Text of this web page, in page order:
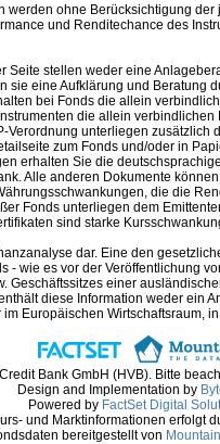
ohne Berücksichtigung
und Renditechance des
Seite stellen weder eine
eine Aufklärung und Beratung
bei Fonds die allein
die allein
unterliegen
zum Fonds und/oder in
erhalten Sie die
Alle anderen Dokumente
die die
Fonds unterliegen dem
sind starke
dar. Eine den
- wie es vor der Veröffentlichung
Geschäftssitzes einer
diese Information weder ein
Europäischen Wirtschaftsraum,
Bank GmbH (HVB). Bitte
Design and Implementation by
Powered by FactSet Digital
und Marktinformationen erfolgt
bereitgestellt von